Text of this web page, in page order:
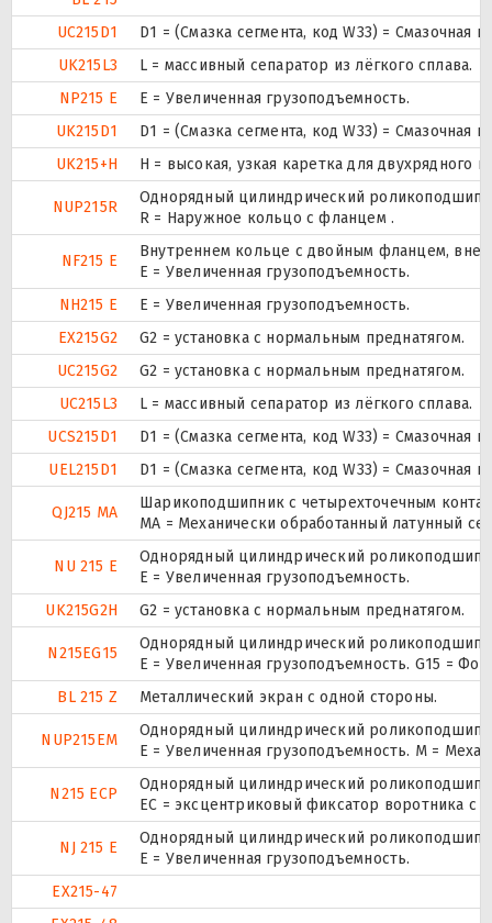
UC215D1
D1 = (Смазка сегмента, код W33) =
UK215L3
L = массивный сепаратор из лёгкого сплава.
NP215 E
Е = Увеличенная грузоподъемность.
UK215D1
D1 = (Смазка сегмента, код W33) =
UK215+H
H = высокая, узкая каретка для
NUP215R
Однорядный цилиндрический
R = Наружное кольцо с фланцем .
NF215 E
Внутреннем кольце с двойным фланцем,
Е = Увеличенная грузоподъемность.
NH215 E
Е = Увеличенная грузоподъемность.
EX215G2
G2 = установка с нормальным преднатягом.
UC215G2
G2 = установка с нормальным преднатягом.
UC215L3
L = массивный сепаратор из лёгкого сплава.
UCS215D1
D1 = (Смазка сегмента, код W33) =
UEL215D1
D1 = (Смазка сегмента, код W33) =
QJ215 MA
Шарикоподшипник с четырехточечным
MA = Механически обработанный латунный
NU 215 E
Однорядный цилиндрический
Е = Увеличенная грузоподъемность.
UK215G2H
G2 = установка с нормальным преднатягом.
N215EG15
Однорядный цилиндрический
E = Увеличенная грузоподъемность. G15 =
BL 215 Z
Металлический экран с одной стороны.
NUP215EM
Однорядный цилиндрический
E = Увеличенная грузоподъемность. М =
N215 ECP
Однорядный цилиндрический
ЕС = эксцентриковый фиксатор воротника с
NJ 215 E
Однорядный цилиндрический
Е = Увеличенная грузоподъемность.
EX215-47